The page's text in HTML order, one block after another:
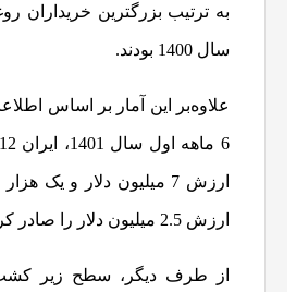
به ترتیب بزرگترین خریداران
سال 1400 بودند.
علاوه‌بر این آمار بر اساس
ارزش 7 میلیون دلار و یک
ارزش 2.5 میلیون دلار را صادر کرده است.
از طرف دیگر، سطح زیر کشت